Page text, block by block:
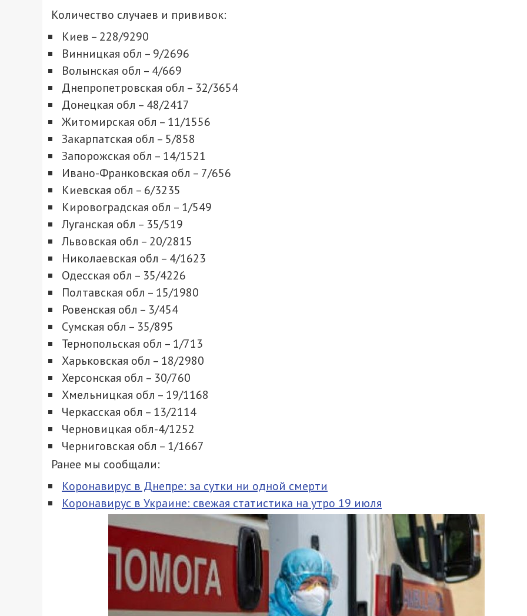
Количество случаев и прививок:
Киев – 228/9290
Винницкая обл – 9/2696
Волынская обл – 4/669
Днепропетровская обл – 32/3654
Донецкая обл – 48/2417
Житомирская обл – 11/1556
Закарпатская обл – 5/858
Запорожская обл – 14/1521
Ивано-Франковская обл – 7/656
Киевская обл – 6/3235
Кировоградская обл – 1/549
Луганская обл – 35/519
Львовская обл – 20/2815
Николаевская обл – 4/1623
Одесская обл – 35/4226
Полтавская обл – 15/1980
Ровенская обл – 3/454
Сумская обл – 35/895
Тернопольская обл – 1/713
Харьковская обл – 18/2980
Херсонская обл – 30/760
Хмельницкая обл – 19/1168
Черкасская обл – 13/2114
Черновицкая обл-4/1252
Черниговская обл – 1/1667
Ранее мы сообщали:
Коронавирус в Днепре: за сутки ни одной смерти
Коронавирус в Украине: свежая статистика на утро 19 июля